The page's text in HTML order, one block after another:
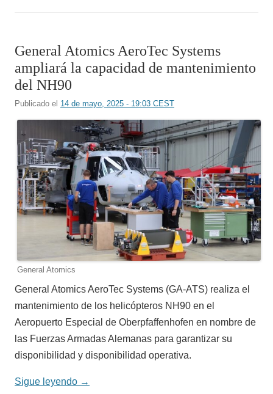
General Atomics AeroTec Systems
ampliará la capacidad de mantenimiento
del NH90
Publicado el 14 de mayo, 2025 - 19:03 CEST
General Atomics
General Atomics AeroTec Systems (GA-ATS) realiza el
mantenimiento de los helicópteros NH90 en el
Aeropuerto Especial de Oberpfaffenhofen en nombre de
las Fuerzas Armadas Alemanas para garantizar su
disponibilidad y disponibilidad operativa.
Sigue leyendo →